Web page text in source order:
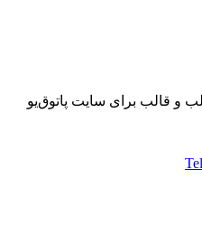
و قالب برای سایت پاتوق‌یو